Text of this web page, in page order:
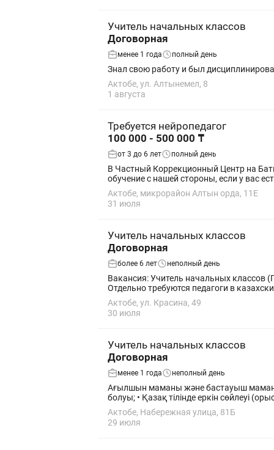
Учитель начальных классов
Договорная
менее 1 года полный день
Знал свою работу и был
Актобе, ул. Алтынемел, 8
1 августа
Требуется нейропедагог
100 000 - 500 000 ₸
от 3 до 6 лет полный день
В Частный Коррекционный Центр на
обучение с нашей стороны, если у вас
Актобе, микрорайон Алтын орда, 11Е
31 июля
Учитель начальных классов
Договорная
более 6 лет неполный день
Вакансия: Учитель начальных классов (Продленка —
Отдельно требуются педагоги в
Актобе, ул. Красина, 49
30 июля
Учитель начальных классов
Договорная
менее 1 года неполный день
Ағылшын маманы және бастауыш
болуы; • Қазақ тілінде еркін сөйлеуі (орыс
Актобе, Набережная улица, 81Б
29 июля